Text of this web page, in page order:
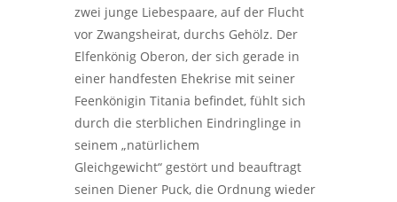
zwei junge Liebespaare, auf der Flucht
vor Zwangsheirat, durchs Gehölz. Der
Elfenkönig Oberon, der sich gerade in
einer handfesten Ehekrise mit seiner
Feenkönigin Titania befindet, fühlt sich
durch die sterblichen Eindringlinge in
seinem „natürlichem
Gleichgewicht“ gestört und beauftragt
seinen Diener Puck, die Ordnung wieder